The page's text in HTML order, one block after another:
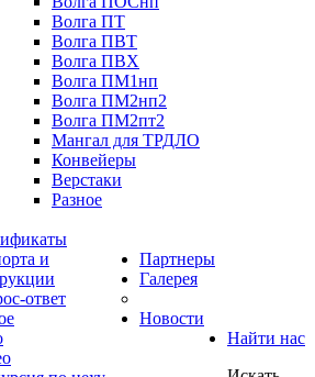
Волга ПТ
Волга ПВТ
Волга ПВХ
Волга ПМ1нп
Волга ПМ2нп2
Волга ПМ2пт2
Мангал для ТРДЛО
Конвейеры
Верстаки
Разное
и
ответ
Партнеры
Галерея
Новости
Найти нас